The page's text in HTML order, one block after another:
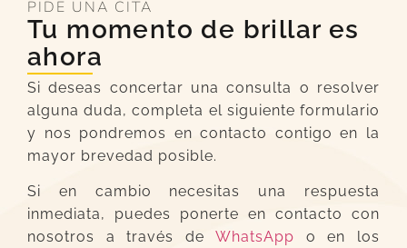
PIDE UNA CITA
Tu momento de brillar es
ahora
Si deseas concertar una consulta o resolver
alguna duda, completa el siguiente formulario
y nos pondremos en contacto contigo en la
mayor brevedad posible.
Si en cambio necesitas una respuesta
inmediata, puedes ponerte en contacto con
nosotros a través deWhatsApp o en los